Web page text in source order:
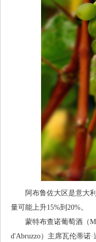
阿布鲁佐大区是意大利
量可能上升15%到20%。
蒙特布查诺葡萄酒（
d'Abruzzo）主席瓦伦蒂诺